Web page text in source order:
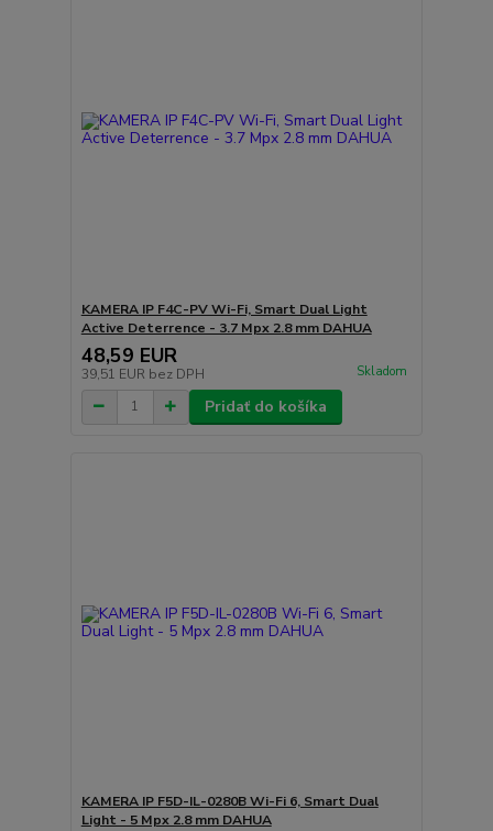
KAMERA IP F4C-PV Wi-Fi, Smart Dual Light
Active Deterrence - 3.7 Mpx 2.8 mm DAHUA
48,59 EUR
39,51 EUR bez DPH Skladom
Pridať do košíka
KAMERA IP F5D-IL-0280B Wi-Fi 6, Smart Dual
Light - 5 Mpx 2.8 mm DAHUA